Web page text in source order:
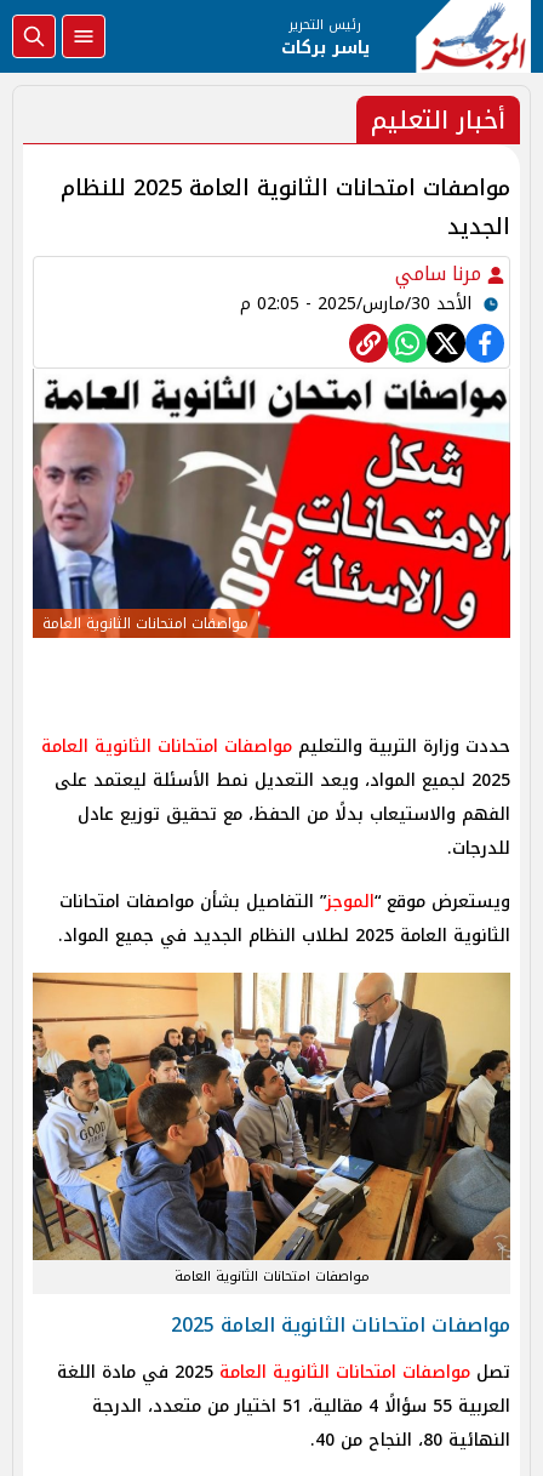
رئيس التحرير
ياسر بركات
أخبار التعليم
مواصفات امتحانات الثانوية العامة 2025 للنظام
الجديد
مرنا سامي
الأحد 30/مارس/2025 - 02:05 م
مواصفات امتحانات الثانوية العامة
حددت وزارة التربية والتعليم مواصفات امتحانات الثانوية العامة
2025 لجميع المواد، ويعد التعديل نمط الأسئلة ليعتمد على
الفهم والاستيعاب بدلًا من الحفظ، مع تحقيق توزيع عادل
للدرجات.
ويستعرض موقع “الموجز” التفاصيل بشأن مواصفات امتحانات
الثانوية العامة 2025 لطلاب النظام الجديد في جميع المواد.
مواصفات امتحانات الثانوية العامة
مواصفات امتحانات الثانوية العامة 2025
تصل مواصفات امتحانات الثانوية العامة
2025 في مادة اللغة
العربية 55 سؤالًا 4 مقالية، 51 اختيار من متعدد، الدرجة
النهائية 80، النجاح من 40.